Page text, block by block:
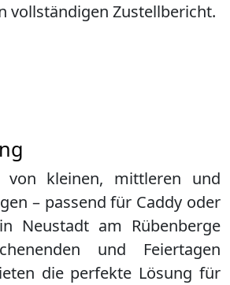
von kleinen, mittleren und
– passend für Caddy oder
Neustadt am Rübenberge
und Feiertagen
die perfekte Lösung für
vollständigen Zustellbericht.